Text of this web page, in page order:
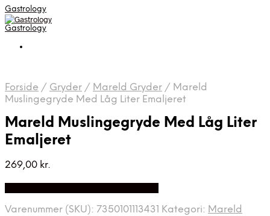
Gastrology
Gastrology
Forside / Gryder / Mareld Gryder / Mareld
Muslingegryde Med Låg Liter Emaljeret
Mareld Muslingegryde Med Låg Liter
Emaljeret
269,00 kr.
Varenummer (SKU): 7350101113431 Kategori: Mareld